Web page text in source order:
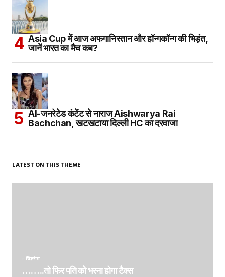
Asia Cup में आज अफगानिस्तान और हॉन्गकॉन्ग की भिड़ंत,
जानें भारत का मैच कब?
AI-जनरेटेड कंटेंट से नाराज Aishwarya Rai
Bachchan, खटखटाया दिल्ली HC का दरवाजा
LATEST ON THIS THEME
बिज़नेस
……..तो फिर पति को भरना होगा टैक्स